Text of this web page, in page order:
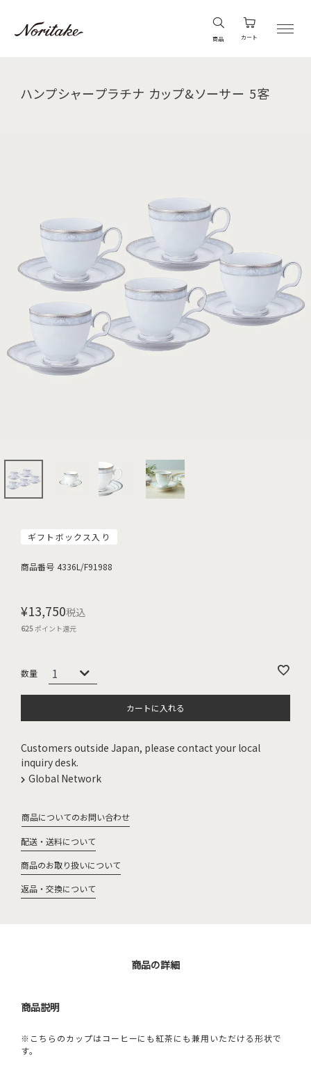
商品 カート
ハンプシャープラチナ カップ&ソーサー 5客
ギフトボックス入り
商品番号 4336L/F91988
¥13,750税込
625ポイント還元
カートに入れる
Customers outside Japan, please contact your local
inquiry desk.
Global Network
商品についてのお問い合わせ
配送・送料について
商品のお取り扱いについて
返品・交換について
商品の詳細
商品説明
※こちらのカップはコーヒーにも紅茶にも兼用いただける形状で
す。